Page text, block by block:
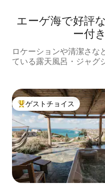
エーゲ海で好評
ー付
ロケーションや清潔さな
ている露天風呂・ジャグ
大好評のゲストチョイスで
ゲストチョイス